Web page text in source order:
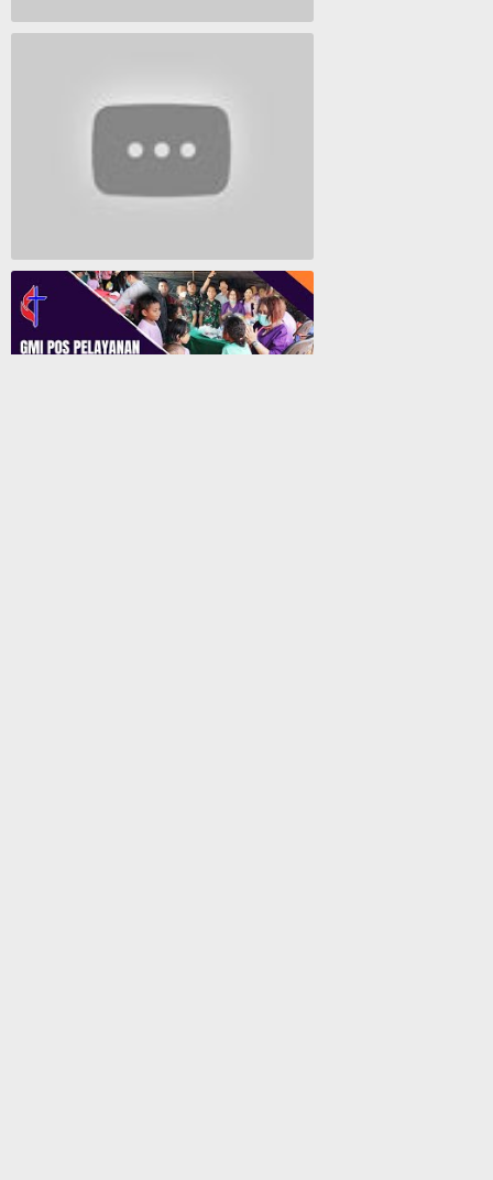
Lagu Timur yang Paling 2022
Lagu Rohani Tanpa Iklan - Lagu Pujian dan Penyembahan Paskah 2022